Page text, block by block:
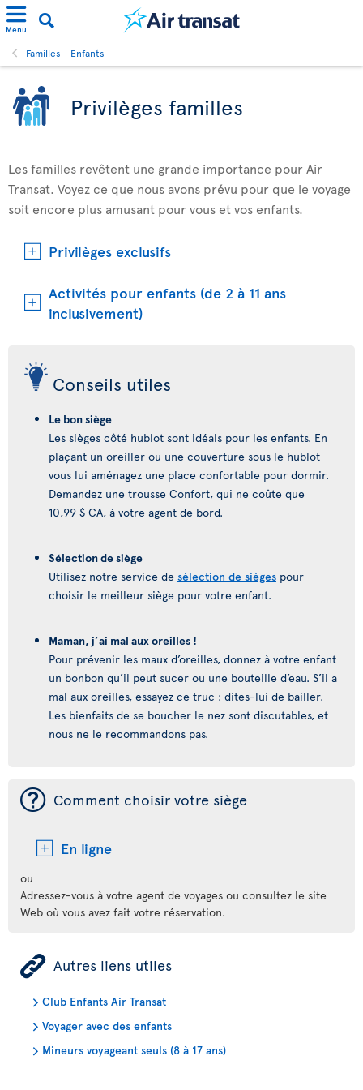
Menu
Familles - Enfants
Privilèges familles
Les familles revêtent une grande importance pour Air
Transat. Voyez ce que nous avons prévu pour que le voyage
soit encore plus amusant pour vous et vos enfants.
Privilèges exclusifs
Activités pour enfants (de 2 à 11 ans
inclusivement)
Conseils utiles
Le bon siège
Les sièges côté hublot sont idéals pour les enfants. En
plaçant un oreiller ou une couverture sous le hublot
vous lui aménagez une place confortable pour dormir.
Demandez une trousse Confort, qui ne coûte que
10,99 $ CA, à votre agent de bord.
Sélection de siège
Utilisez notre service de sélection de sièges pour
choisir le meilleur siège pour votre enfant.
Maman, j’ai mal aux oreilles !
Pour prévenir les maux d’oreilles, donnez à votre enfant
un bonbon qu’il peut sucer ou une bouteille d’eau. S’il a
mal aux oreilles, essayez ce truc : dites-lui de bailler.
Les bienfaits de se boucher le nez sont discutables, et
nous ne le recommandons pas.
¯ Comment choisir votre siège
En ligne
ou
Adressez-vous à votre agent de voyages ou consultez le site
Web où vous avez fait votre réservation.
ÿ Autres liens utiles
Club Enfants Air Transat
Voyager avec des enfants
Mineurs voyageant seuls (8 à 17 ans)